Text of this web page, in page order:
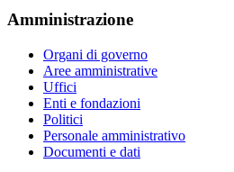
Amministrazione
Organi di governo
Aree amministrative
Uffici
Enti e fondazioni
Politici
Personale amministrativo
Documenti e dati